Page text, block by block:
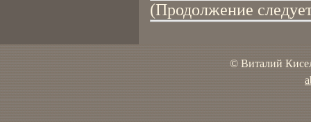
(Продолжение
© Виталий